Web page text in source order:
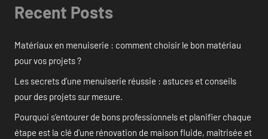
Recent Posts
Matériaux en menuiserie : comment choisir le bon matériau
pour vos projets ?
Les secrets d’une menuiserie réussie : astuces et conseils
pour des projets sur mesure.
Pourquoi s’entourer de bons professionnels et planifier chaque
étape est la clé d’une rénovation de maison fluide, maîtrisée et